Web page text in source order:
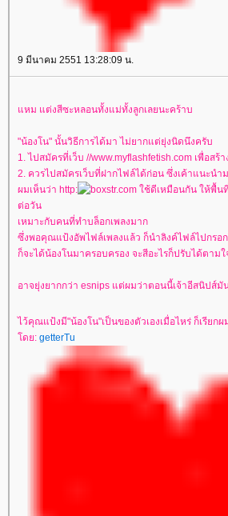
9 มีนาคม 2551 13:28:09 น.
แหม แต่งสีซะหลอนทั้งแม่ทั้งลูกเลยนะคร้าบ
"น้องโน" นั้นวิธีการได้มา ไม่ยากแต่ยุ่งนิดนึงครับ
1. ไปสมัครที่เว็บ //www.myflashfetish.com เพื่อสร้
2. ควรไปสมัครเว็บที่ฝากไฟล์ได้ก่อน ซึ่งเค้าแนะนำ
ผมเห็นว่า http:
str.com ใช้ดีเหมือนกัน ให้พื้น
ต่อวัน
เหมาะกับคนที่ทำบล็อกเพลงมาก
ซึ่งพอคุณแป้งอัพไฟล์เพลงแล้ว ก็นำลิงค์ไฟล์ไปกรอ
ก็จะได้น้องโนมาครอบครอง จะสีอะไรก็ปรับได้ตามใ
อาจยุ่งยากกว่า esnips แต่ผมว่าตอนนี้เจ้าอีสนิปส์มั
ไว้คุณแป้งมี"น้องโน"เป็นของตัวเองเมื่อไหร่ ก็เรียก
โดย: getterTu